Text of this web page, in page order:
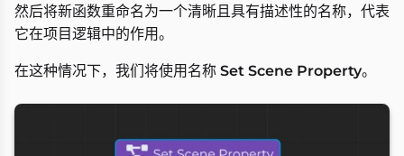
然后将新函数重命名为一个清晰且具有描述性的名称，代表
它在项目逻辑中的作用。
在这种情况下，我们将使用名称 Set Scene Property。